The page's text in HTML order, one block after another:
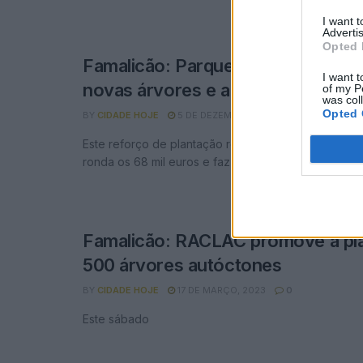
I want
Opted
I want
of my
was
Opted
Famalicão: Parque da Devesa
novas árvores e arbustos
BY CIDADE HOJE 5 DE DEZEMBRO, 2023
Este reforço de plantação resulta de um
ronda os 68 mil euros e faz parte da candidatura ...
Famalicão: RACLAC promove a
500 árvores autóctones
BY CIDADE HOJE 17 DE MARÇO, 2023 0
Este sábado